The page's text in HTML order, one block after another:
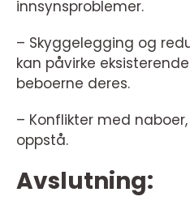
innsynsproblemer.
– Skyggelegging og
kan påvirke
beboerne deres.
– Konflikter med
oppstå.
Avslutning: